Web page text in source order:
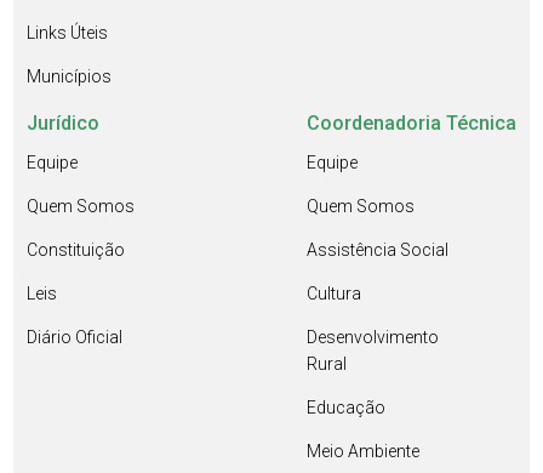
Links Úteis
Municípios
Jurídico
Equipe
Quem Somos
Constituição
Leis
Diário Oficial
Coordenadoria Técnica
Equipe
Quem Somos
Assistência Social
Cultura
Desenvolvimento
Rural
Educação
Meio Ambiente